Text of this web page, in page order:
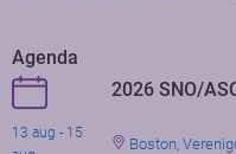
Agenda
2026 SNO/
13 aug - 15
Boston,